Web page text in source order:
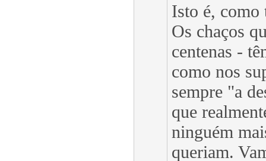
Isto é, como
Os chaços
centenas -
como nos
sempre "a
que
ninguém
queriam.